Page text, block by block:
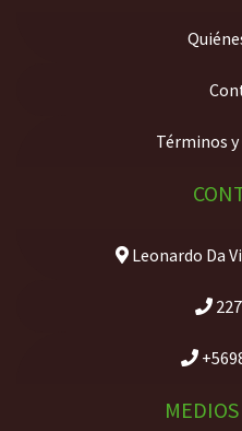
Términos
Leonardo Da